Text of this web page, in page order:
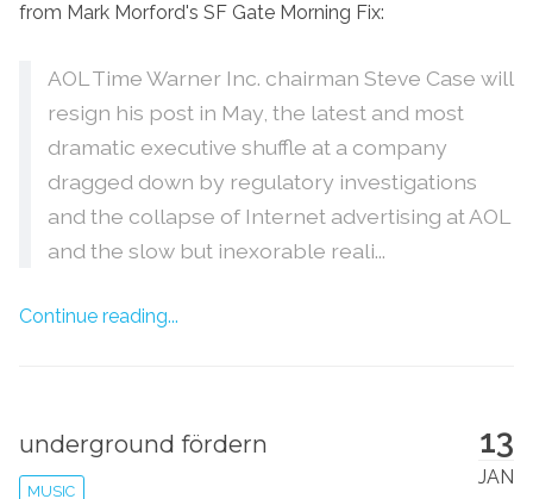
from Mark Morford's SF Gate Morning Fix:
AOL Time Warner Inc. chairman Steve Case will
resign his post in May, the latest and most
dramatic executive shuffle at a company
dragged down by regulatory investigations
and the collapse of Internet advertising at AOL
and the slow but inexorable reali...
Continue reading...
13
JAN
underground fördern
MUSIC